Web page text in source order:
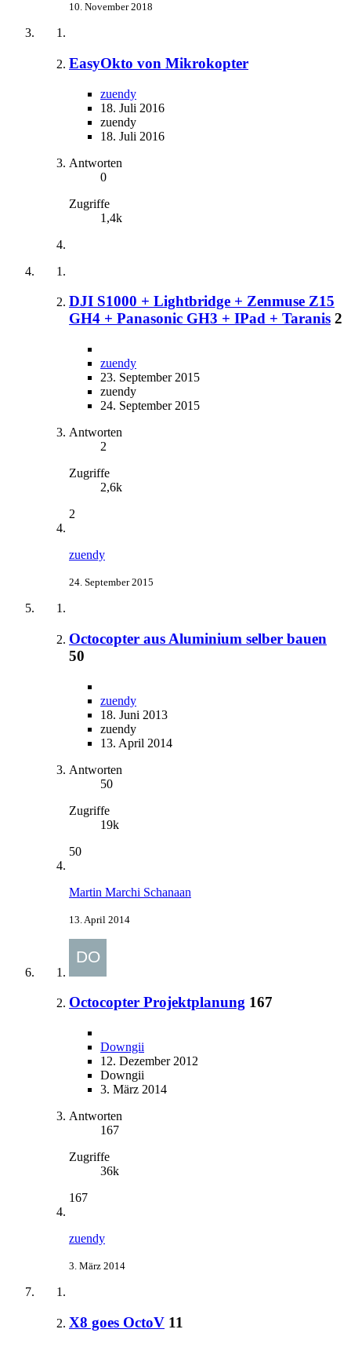
10. November 2018
EasyOkto von Mikrokopter
zuendy
18. Juli 2016
zuendy
18. Juli 2016
Antworten
0
Zugriffe
1,4k
DJI S1000 + Lightbridge + Zenmuse Z15
GH4 + Panasonic GH3 + IPad + Taranis 2
zuendy
23. September 2015
zuendy
24. September 2015
Antworten
2
Zugriffe
2,6k
2
zuendy
24. September 2015
Octocopter aus Aluminium selber bauen
50
zuendy
18. Juni 2013
zuendy
13. April 2014
Antworten
50
Zugriffe
19k
50
Martin Marchi Schanaan
13. April 2014
Octocopter Projektplanung 167
Downgii
12. Dezember 2012
Downgii
3. März 2014
Antworten
167
Zugriffe
36k
167
zuendy
3. März 2014
X8 goes OctoV 11